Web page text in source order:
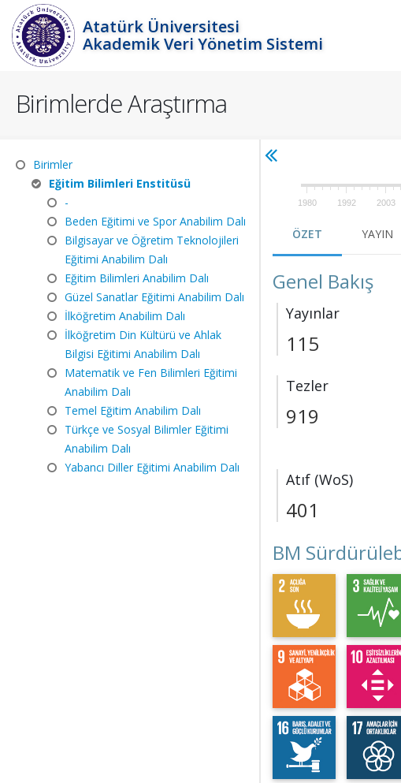
Atatürk Üniversitesi
Akademik Veri Yönetim Sistemi
Birimlerde Araştırma
Birimler
Eğitim Bilimleri Enstitüsü
-
Beden Eğitimi ve Spor Anabilim Dalı
Bilgisayar ve Öğretim Teknolojileri
Eğitimi Anabilim Dalı
Eğitim Bilimleri Anabilim Dalı
Güzel Sanatlar Eğitimi Anabilim Dalı
İlköğretim Anabilim Dalı
İlköğretim Din Kültürü ve Ahlak
Bilgisi Eğitimi Anabilim Dalı
Matematik ve Fen Bilimleri Eğitimi
Anabilim Dalı
Temel Eğitim Anabilim Dalı
Türkçe ve Sosyal Bilimler Eğitimi
Anabilim Dalı
Yabancı Diller Eğitimi Anabilim Dalı
1980 1992 2003
ÖZET YAYIN
Genel Bakış
Yayınlar
115
Tezler
919
Atıf (WoS)
401
BM